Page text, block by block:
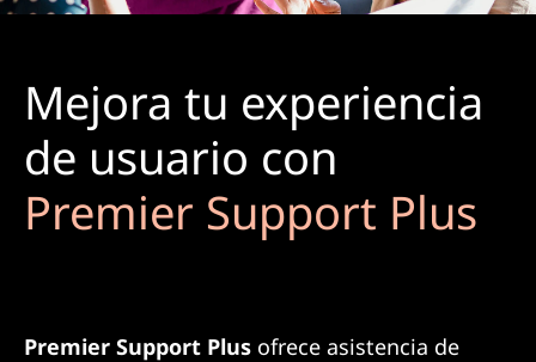
Mejora tu experiencia
de usuario con
Premier Support Plus
Premier Support Plus ofrece asistencia de